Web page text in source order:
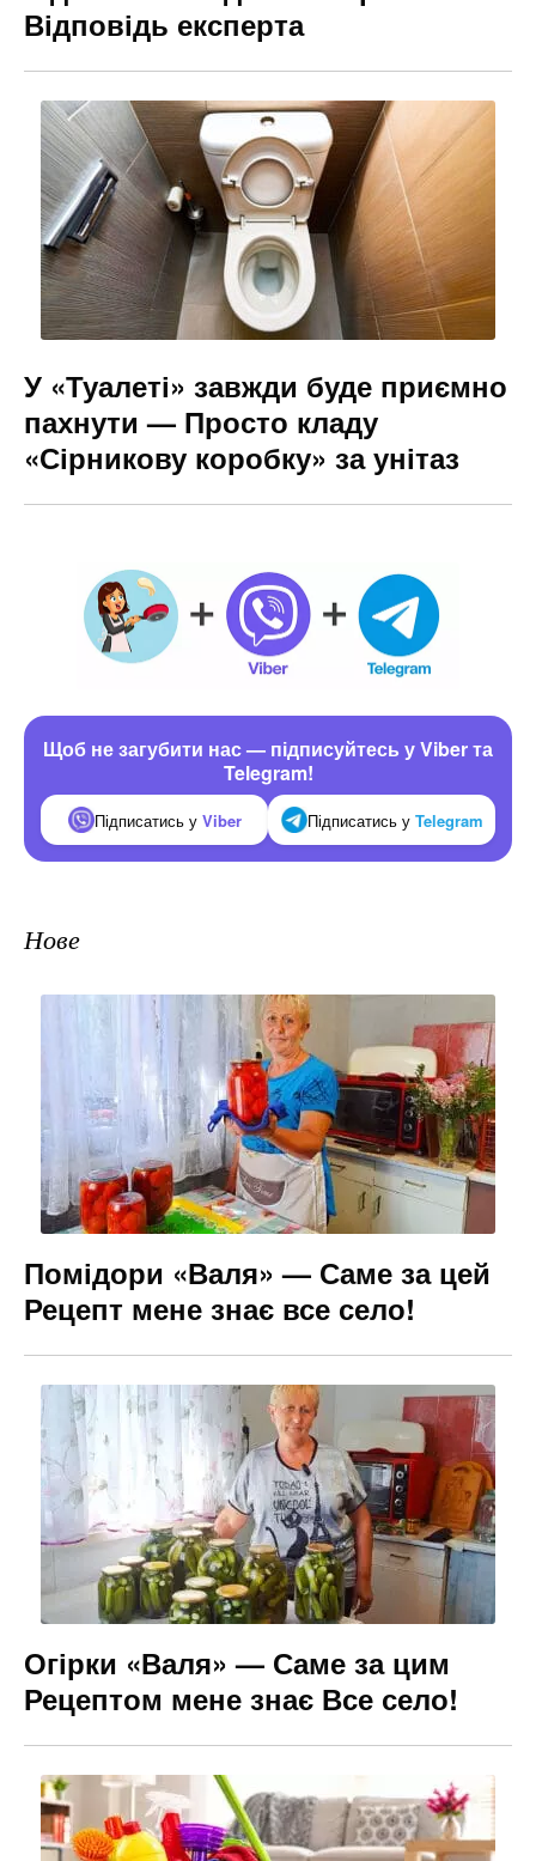
Відповідь експерта
У «Туалеті» завжди буде приємно
пахнути — Просто кладу
«Сірникову коробку» за унітаз
Щоб не загубити нас — підписуйтесь у Viber та
Telegram!
Підписатись у Viber Підписатись у Telegram
Нове
Помідори «Валя» — Саме за цей
Рецепт мене знає все село!
Огірки «Валя» — Саме за цим
Рецептом мене знає Все село!